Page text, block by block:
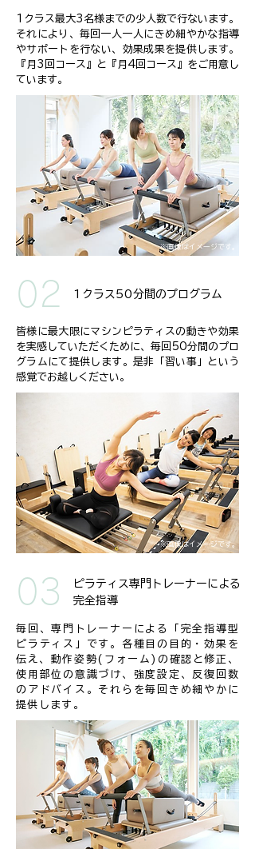
1クラス最大3名様までの少人数で行ないます。
それにより、毎回一人一人にきめ細やかな指導
やサポートを行ない、効果成果を提供します。
『月3回コース』と『月4回コース』をご用意し
ています。
※画像はイメージです。
02 1クラス50分間のプログラム
皆様に最大限にマシンピラティスの動きや効果
を実感していただくために、毎回50分間のプロ
グラムにて提供します。是非「習い事」という
感覚でお越しください。
※画像はイメージです。
03
ピラティス専門トレーナーによる
完全指導
毎回、専門トレーナーによる「完全指導型
ピラティス」です。各種目の目的・効果を
伝え、動作姿勢(フォーム)の確認と修正、
使用部位の意識づけ、強度設定、反復回数
のアドバイス。それらを毎回きめ細やかに
提供します。